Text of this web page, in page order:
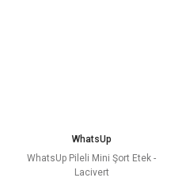
WhatsUp
WhatsUp Pileli Mini Şort Etek -
Lacivert